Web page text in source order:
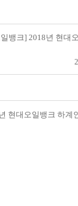
뱅크] 2018년 현대
현대오일뱅크 하계